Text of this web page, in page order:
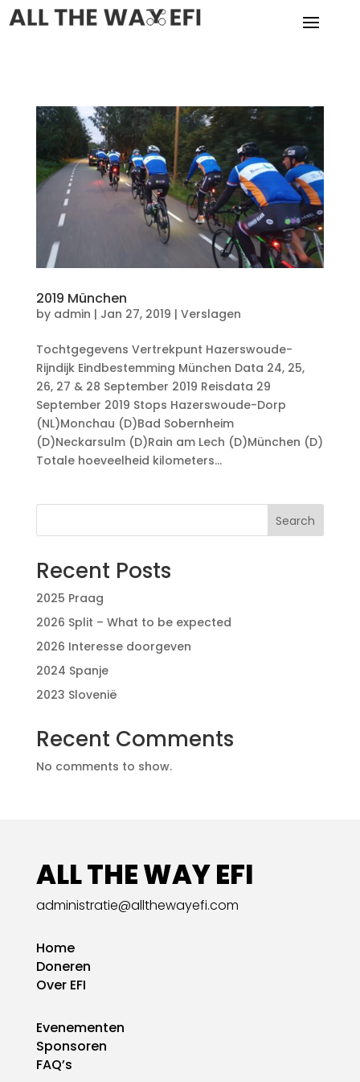
2019 München
by admin | Jan 27, 2019 | Verslagen
Tochtgegevens Vertrekpunt Hazerswoude-
Rijndijk Eindbestemming München Data 24, 25,
26, 27 & 28 September 2019 Reisdata 29
September 2019 Stops Hazerswoude-Dorp
(NL)Monchau (D)Bad Sobernheim
(D)Neckarsulm (D)Rain am Lech (D)München (D)
Totale hoeveelheid kilometers...
Search
Recent Posts
2025 Praag
2026 Split – What to be expected
2026 Interesse doorgeven
2024 Spanje
2023 Slovenië
Recent Comments
No comments to show.
ALL THE WAY EFI
administratie@allthewayefi.com
Home
Doneren
Over EFI
Evenementen
Sponsoren
FAQ’s